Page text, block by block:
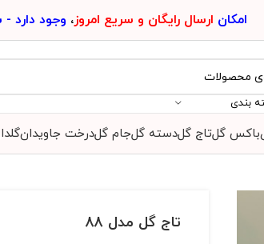
امکان ارسال رایگان و سریع امروز، وجود دارد
بندی
باکس گلتاج گلدسته گلجام گلدرخت جاویدان
تاج گل مدل 88